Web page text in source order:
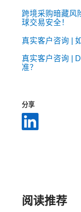
跨境采购暗藏风
球交易安全！
真实客户咨询 |
真实客户咨询 |
准？
分享
阅读推荐